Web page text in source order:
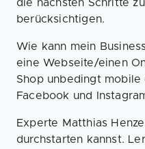
die nächsten Schritte
berücksichtigen.
Wie kann mein
eine Webseite/einen
Shop unbedingt
Facebook und
Experte Matthias
durchstarten kannst.